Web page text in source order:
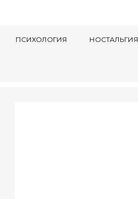
ПСИХОЛОГИЯ НОСТАЛЬГИЯ